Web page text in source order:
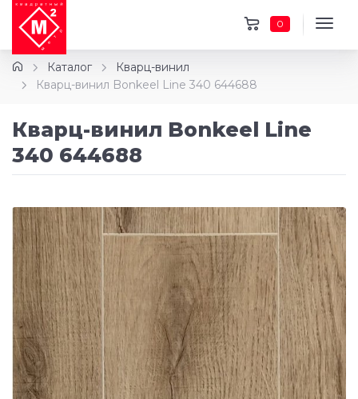
0
Каталог
Кварц-винил
Кварц-винил Bonkeel Line 340 644688
Кварц-винил Bonkeel Line
340 644688